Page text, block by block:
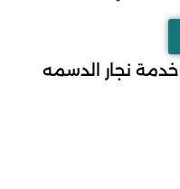
خدمة نجار الدسمه